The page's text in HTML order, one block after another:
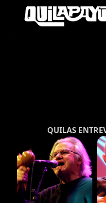
QUILAS